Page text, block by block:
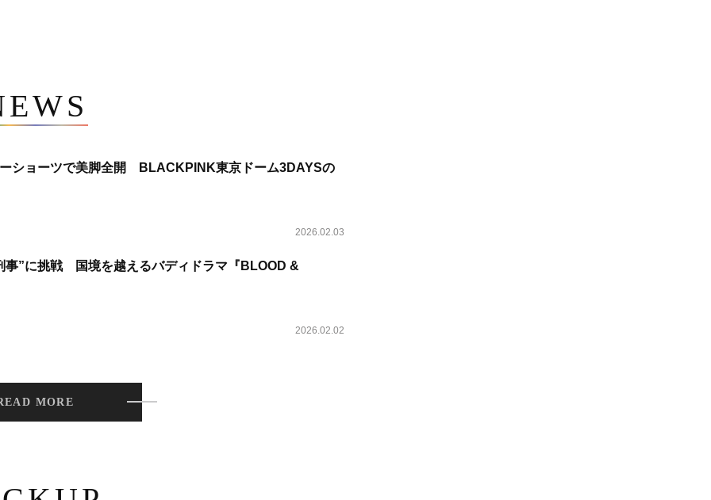
ショーツで美脚全開 BLACKPINK東京ドーム3DAYSの
2026.02.03
事”に挑戦 国境を越えるバディドラマ『BLOOD &
2026.02.02
MORE